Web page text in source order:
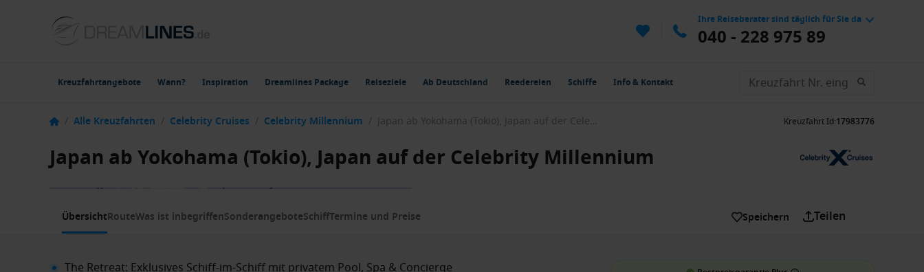
Ihre Reiseberater sind täglich für Sie da
040 - 228 975 89
Kreuzfahrtangebote Wann? Inspiration Dreamlines Package Reiseziele Ab Deutschland Reedereien Schiffe Info & Kontakt
/ Alle Kreuzfahrten / Celebrity Cruises / Celebrity Millennium / Japan ab Yokohama (Tokio), Japan auf der Celebrity Millennium Kreuzfahrt Id:17983776
Japan ab Yokohama (Tokio), Japan auf der Celebrity Millennium
1 / 11
ÜbersichtRouteWas ist inbegriffenSonderangeboteSchiffTermine und Preise Speichern Teilen
The Retreat: Exklusives Schiff-im-Schiff mit privatem Pool, Spa & Concierge